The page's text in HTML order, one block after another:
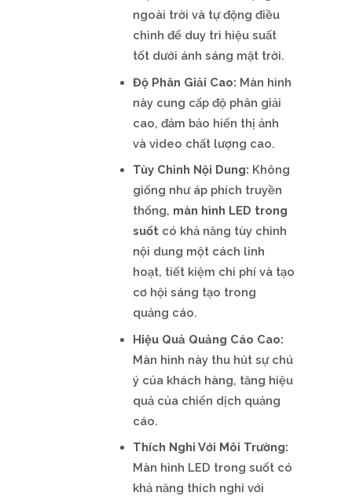
ngoài trời và tự động điều
chỉnh để duy trì hiệu suất
tốt dưới ánh sáng mặt trời.
Độ Phân Giải Cao: Màn hình
này cung cấp độ phân giải
cao, đảm bảo hiển thị ảnh
và video chất lượng cao.
Tùy Chỉnh Nội Dung: Không
giống như áp phích truyền
thống, màn hình LED trong
suốtcó khả năng tùy chỉnh
nội dung một cách linh
hoạt, tiết kiệm chi phí và tạo
cơ hội sáng tạo trong
quảng cáo.
Hiệu Quả Quảng Cáo Cao:
Màn hình này thu hút sự chú
ý của khách hàng, tăng hiệu
quả của chiến dịch quảng
cáo.
Thích Nghi Với Môi Trường:
Màn hình LED trong suốt có
khả năng thích nghi với